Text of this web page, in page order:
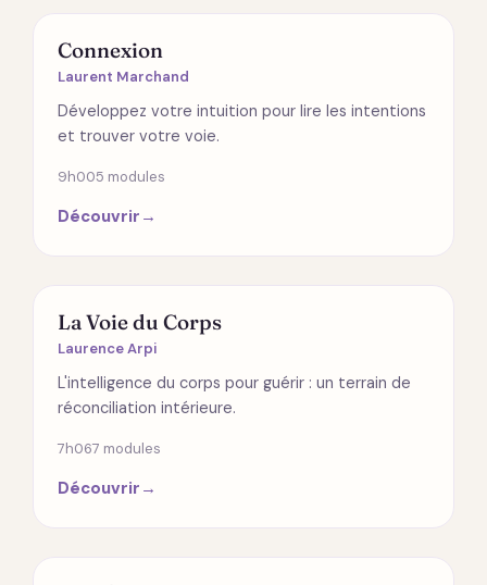
RELATIONS
Connexion
Laurent Marchand
Développez votre intuition pour lire les intentions
et trouver votre voie.
9h005 modules
Découvrir →
ÉMOTIONS
La Voie du Corps
Laurence Arpi
L'intelligence du corps pour guérir : un terrain de
réconciliation intérieure.
7h067 modules
Découvrir →